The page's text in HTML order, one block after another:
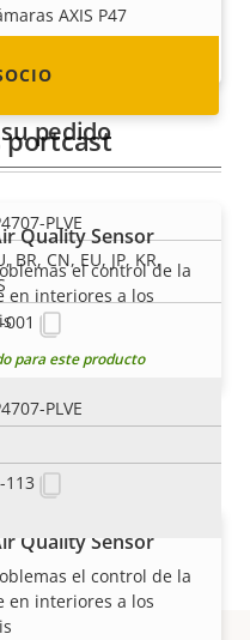
AXIS P47
portcast
Quality Sensor
el control de la
en interiores a los
para este producto
sensors
Quality Sensor
el control de la
en interiores a los
pedido
PLVE
BR, CN, EU, JP, KR,
PLVE
113